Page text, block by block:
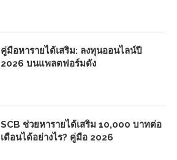
คู่มือหารายได้เสริม: ลงทุนออนไลน์ปี
2026 บนแพลตฟอร์มดัง
SCB ช่วยหารายได้เสริม 10,000 บาทต่อ
เดือนได้อย่างไร? คู่มือ 2026